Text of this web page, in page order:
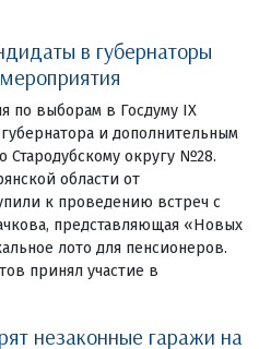
в губернаторы
по выборам в Госдуму IX
и дополнительным
Стародубскому округу №28.
области от
к проведению встреч с
представляющая «Новых
лото для пенсионеров.
принял участие в
незаконные гаражи на